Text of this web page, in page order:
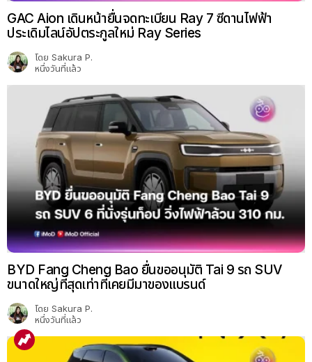
GAC Aion เดินหน้ายื่นจดทะเบียน Ray 7 ซีดานไฟฟ้า
ประเดิมไลน์อัปตระกูลใหม่ Ray Series
โดย Sakura P.
หนึ่งวันที่แล้ว
BYD Fang Cheng Bao ยื่นขออนุมัติ Tai 9 รถ SUV
ขนาดใหญ่ที่สุดเท่าที่เคยมีมาของแบรนด์
โดย Sakura P.
หนึ่งวันที่แล้ว